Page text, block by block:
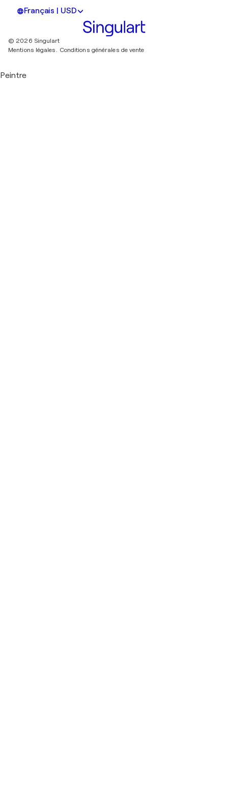
Français | USD
© 2026 Singulart
Mentions légales. Conditions générales de vente
Peintre